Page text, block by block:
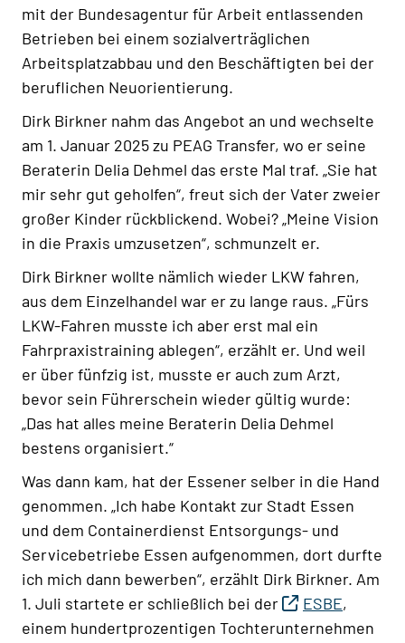
mit der Bundesagentur für Arbeit entlassenden
Betrieben bei einem sozialverträglichen
Arbeitsplatzabbau und den Beschäftigten bei der
beruflichen Neuorientierung.
Dirk Birkner nahm das Angebot an und wechselte
am 1. Januar 2025 zu PEAG Transfer, wo er seine
Beraterin Delia Dehmel das erste Mal traf. „Sie hat
mir sehr gut geholfen“, freut sich der Vater zweier
großer Kinder rückblickend. Wobei? „Meine Vision
in die Praxis umzusetzen“, schmunzelt er.
Dirk Birkner wollte nämlich wieder LKW fahren,
aus dem Einzelhandel war er zu lange raus. „Fürs
LKW-Fahren musste ich aber erst mal ein
Fahrpraxistraining ablegen“, erzählt er. Und weil
er über fünfzig ist, musste er auch zum Arzt,
bevor sein Führerschein wieder gültig wurde:
„Das hat alles meine Beraterin Delia Dehmel
bestens organisiert.“
Was dann kam, hat der Essener selber in die Hand
genommen. „Ich habe Kontakt zur Stadt Essen
und dem Containerdienst Entsorgungs- und
Servicebetriebe Essen aufgenommen, dort durfte
ich mich dann bewerben“, erzählt Dirk Birkner. Am
1. Juli startete er schließlich bei der
ESBE,
einem hundertprozentigen Tochterunternehmen